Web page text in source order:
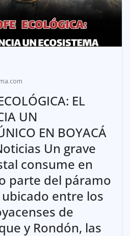
EL
UN
EN BOYACÁ
Un grave
consume en
parte del páramo
entre los
de
y Rondón, las